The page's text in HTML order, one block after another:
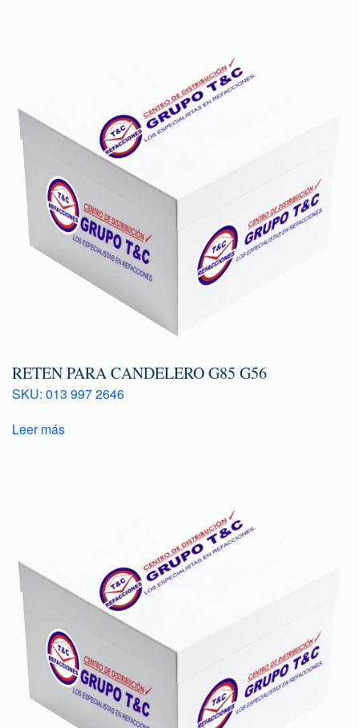
RETEN PARA CANDELERO G85 G56
SKU: 013 997 2646
Leer más